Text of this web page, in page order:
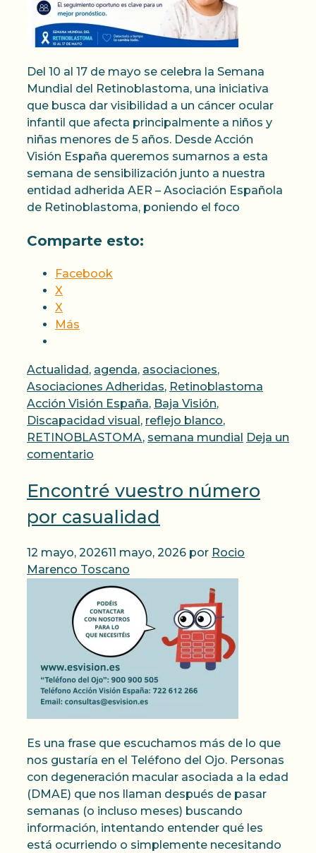
Del 10 al 17 de mayo se celebra la Semana
Mundial del Retinoblastoma, una iniciativa
que busca dar visibilidad a un cáncer ocular
infantil que afecta principalmente a niños y
niñas menores de 5 años. Desde Acción
Visión España queremos sumarnos a esta
semana de sensibilización junto a nuestra
entidad adherida AER – Asociación Española
de Retinoblastoma, poniendo el foco
Comparte esto:
Facebook
X
X
Más
Categorías
Actualidad, agenda, asociaciones,
Asociaciones Adheridas, Retinoblastoma
Acción Visión España, Baja Visión,
Discapacidad visual, reflejo blanco,
RETINOBLASTOMA, semana mundial Deja un
comentario
Encontré vuestro número
por casualidad
12 mayo, 202611 mayo, 2026 por Rocio
Marenco Toscano
Es una frase que escuchamos más de lo que
nos gustaría en el Teléfono del Ojo. Personas
con degeneración macular asociada a la edad
(DMAE) que nos llaman después de pasar
semanas (o incluso meses) buscando
información, intentando entender qué les
está ocurriendo o simplemente necesitando